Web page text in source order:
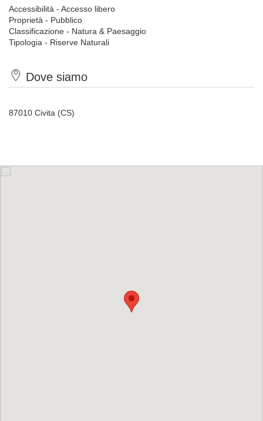
Accessibilità - Accesso libero
Proprietà - Pubblico
Classificazione - Natura & Paesaggio
Tipologia - Riserve Naturali
Dove siamo
87010 Civita (CS)